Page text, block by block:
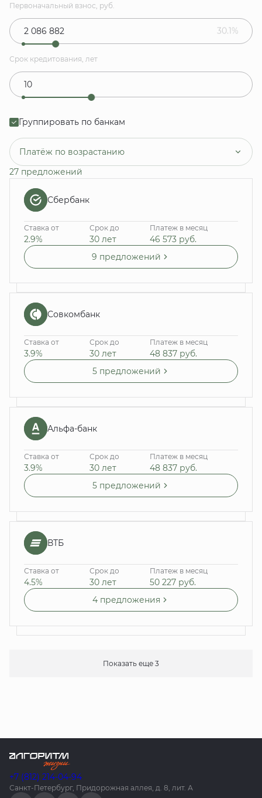
Первоначальный взнос, руб.
30.1%
Срок кредитования, лет
Группировать по банкам
Платёж по возрастанию
27 предложений
Сбербанк
Ставка от
2.9%
Срок до
30 лет
Платеж в месяц
46 573 руб.
9 предложений
Совкомбанк
Ставка от
3.9%
Срок до
30 лет
Платеж в месяц
48 837 руб.
5 предложений
Альфа-банк
Ставка от
3.9%
Срок до
30 лет
Платеж в месяц
48 837 руб.
5 предложений
ВТБ
Ставка от
4.5%
Срок до
30 лет
Платеж в месяц
50 227 руб.
4 предложения
Показать еще 3
+7 (812) 214-04-94
Санкт-Петербург, Придорожная аллея, д. 8, лит. А